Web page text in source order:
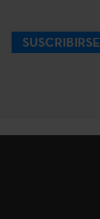
SUSCRIBIRSE